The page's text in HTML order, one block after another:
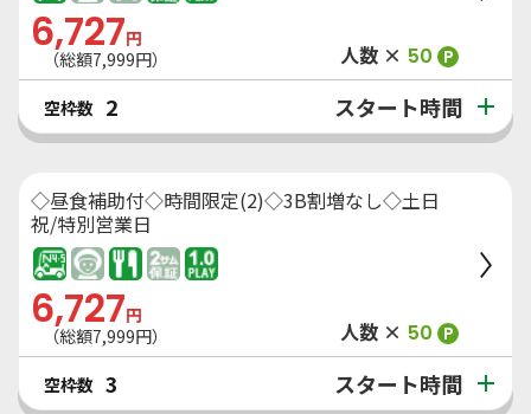
6,727円
（総額7,999円） 人数 × 50 P
空枠数 2 スタート時間
◇昼食補助付◇時間限定(2)◇3B割増なし◇土日
祝/特別営業日
6,727円
（総額7,999円） 人数 × 50 P
空枠数 3 スタート時間